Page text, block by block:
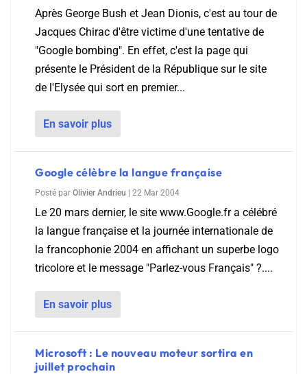
Après George Bush et Jean Dionis, c'est au tour de
Jacques Chirac d'être victime d'une tentative de
"Google bombing". En effet, c'est la page qui
présente le Président de la République sur le site
de l'Elysée qui sort en premier...
En savoir plus
Google célèbre la langue française
Posté par Olivier Andrieu 22 Mar 2004
Le 20 mars dernier, le site www.Google.fr a célébré
la langue française et la journée internationale de
la francophonie 2004 en affichant un superbe logo
tricolore et le message "Parlez-vous Français" ?....
En savoir plus
Microsoft : Le nouveau moteur sortira en
juillet prochain